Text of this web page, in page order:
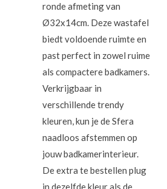
ronde afmeting van
Ø32x14cm. Deze wastafel
biedt voldoende ruimte en
past perfect in zowel ruime
als compactere badkamers.
Verkrijgbaar in
verschillende trendy
kleuren, kun je de Sfera
naadloos afstemmen op
jouw badkamerinterieur.
De extra te bestellen plug
in dezelfde kleur als de